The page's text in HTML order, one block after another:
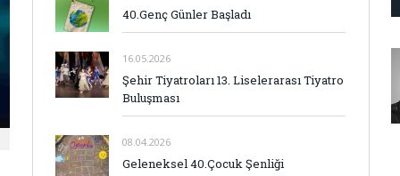
40.Genç Günler Başladı
16.05.2026
Şehir Tiyatroları 13. Liselerarası Tiyatro
Buluşması
08.04.2026
Geleneksel 40.Çocuk Şenliği